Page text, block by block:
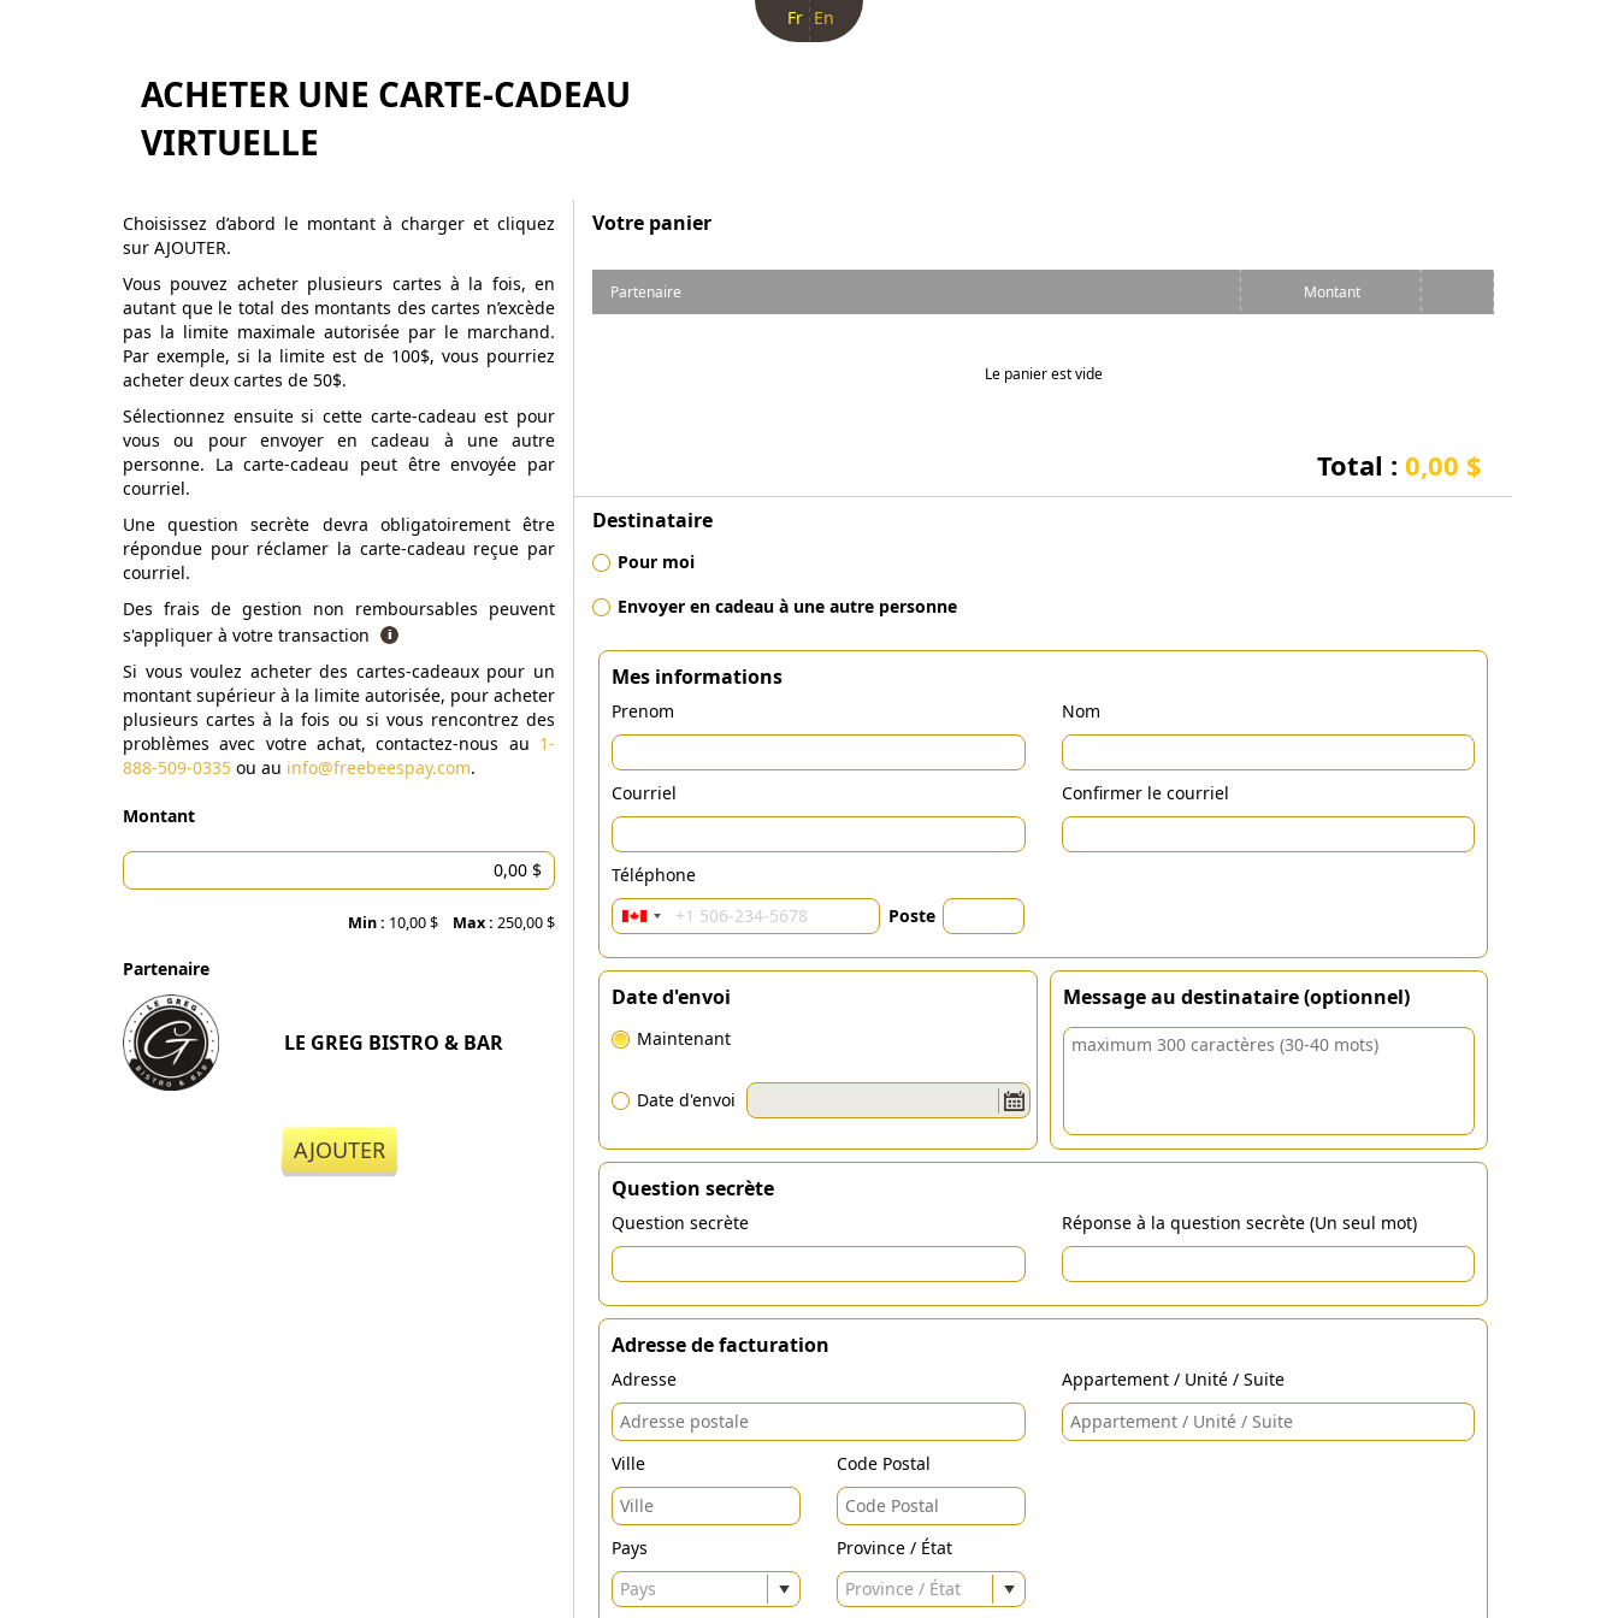
Fr En
ACHETER UNE CARTE-CADEAU
VIRTUELLE
Choisissez d’abord le montant à charger et cliquez
sur AJOUTER.
Vous pouvez acheter plusieurs cartes à la fois, en
autant que le total des montants des cartes n’excède
pas la limite maximale autorisée par le marchand.
Par exemple, si la limite est de 100$, vous pourriez
acheter deux cartes de 50$.
Sélectionnez ensuite si cette carte-cadeau est pour
vous ou pour envoyer en cadeau à une autre
personne. La carte-cadeau peut être envoyée par
courriel.
Une question secrète devra obligatoirement être
répondue pour réclamer la carte-cadeau reçue par
courriel.
Des frais de gestion non remboursables peuvent
s'appliquer à votre transaction
Si vous voulez acheter des cartes-cadeaux pour un
montant supérieur à la limite autorisée, pour acheter
plusieurs cartes à la fois ou si vous rencontrez des
problèmes avec votre achat, contactez-nous au 1-
888-509-0335 ou au info@freebeespay.com.
Montant
Min : 10,00 $ Max : 250,00 $
Partenaire
LE GREG BISTRO & BAR
AJOUTER
Votre panier
Partenaire Montant
Le panier est vide
Total : 0,00 $
Destinataire
Pour moi
Envoyer en cadeau à une autre personne
Mes informations
Prenom Nom
Courriel Confirmer le courriel
Téléphone
Poste
Date d'envoi
Maintenant
Date d'envoi
Message au destinataire (optionnel)
Question secrète
Question secrète Réponse à la question secrète (Un seul mot)
Adresse de facturation
Adresse Appartement / Unité / Suite
Ville Code Postal
Pays
Pays
Province / État
Province / État